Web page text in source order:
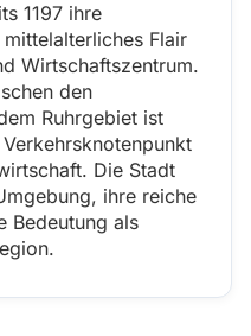
1197 ihre
Flair
Wirtschaftszentrum.
den
Ruhrgebiet ist
Die Stadt
ihre reiche
Bedeutung als